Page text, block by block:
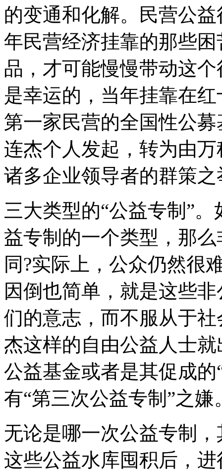
的变通和化解。民营公
年民营经济挂靠的那些
品，才可能慢慢带动这
是幸运的，当年挂靠在
第一家民营的全国性公
连杰个人发起，转为由
诸多企业领导者的群策之
三大类型的“公益专制”
益专制的一个类型，那
同?实际上，公众仍然很
因倒也简单，就是这些
们的意志，而不服从于
杰这样的自由公益人士
公益基金或者是其促成
有“第三次公益专制”之嫌
无论是哪一次公益专制
这些公益水库囤积后，